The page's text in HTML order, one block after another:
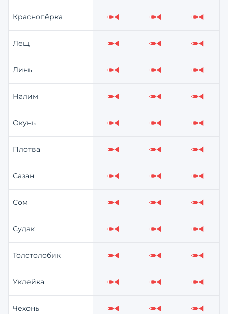
Краснопёрка Слабо Слабо Слабо
Лещ Слабо Слабо Слабо
Линь Слабо Слабо Слабо
Налим Слабо Слабо Слабо
Окунь Слабо Слабо Слабо
Плотва Слабо Слабо Слабо
Сазан Слабо Слабо Слабо
Сом Слабо Слабо Слабо
Судак Слабо Слабо Слабо
Толстолобик Слабо Слабо Слабо
Уклейка Слабо Слабо Слабо
Чехонь